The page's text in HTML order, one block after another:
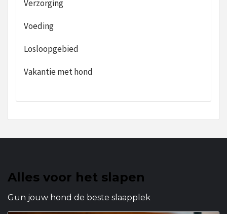
Verzorging
Voeding
Losloopgebied
Vakantie met hond
Alles voor het slapen
Gun jouw hond de beste slaapplek